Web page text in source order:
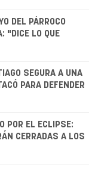
DEL PÁRROCO
"DICE LO QUE
SEGURA A UNA
PARA DEFENDER
POR EL ECLIPSE:
CERRADAS A LOS